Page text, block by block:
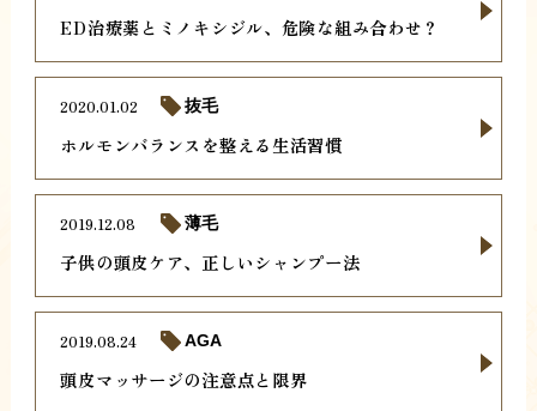
ED治療薬とミノキシジル、危険な組み合わせ？
ホルモンバランスを整える生活習慣
2020.01.02 抜毛
子供の頭皮ケア、正しいシャンプー法
2019.12.08 薄毛
頭皮マッサージの注意点と限界
2019.08.24 AGA